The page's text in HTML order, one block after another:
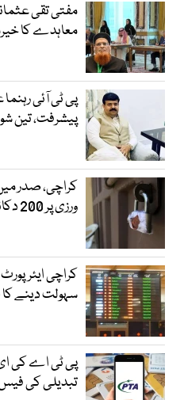
مفتی تقی
معاہدے کا
پی ٹی آئی
پیشرفت، تین
کراچی، صدر
ورزی پر 200 دکانیں سیل
کراچی
سہولت دینے
پی ٹی اے کی
تبدیلی کی فیس 1500 تک